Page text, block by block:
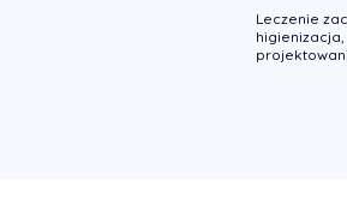
Leczenie